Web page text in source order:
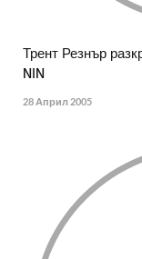
Трент Резнър
NIN
28 Април 2005